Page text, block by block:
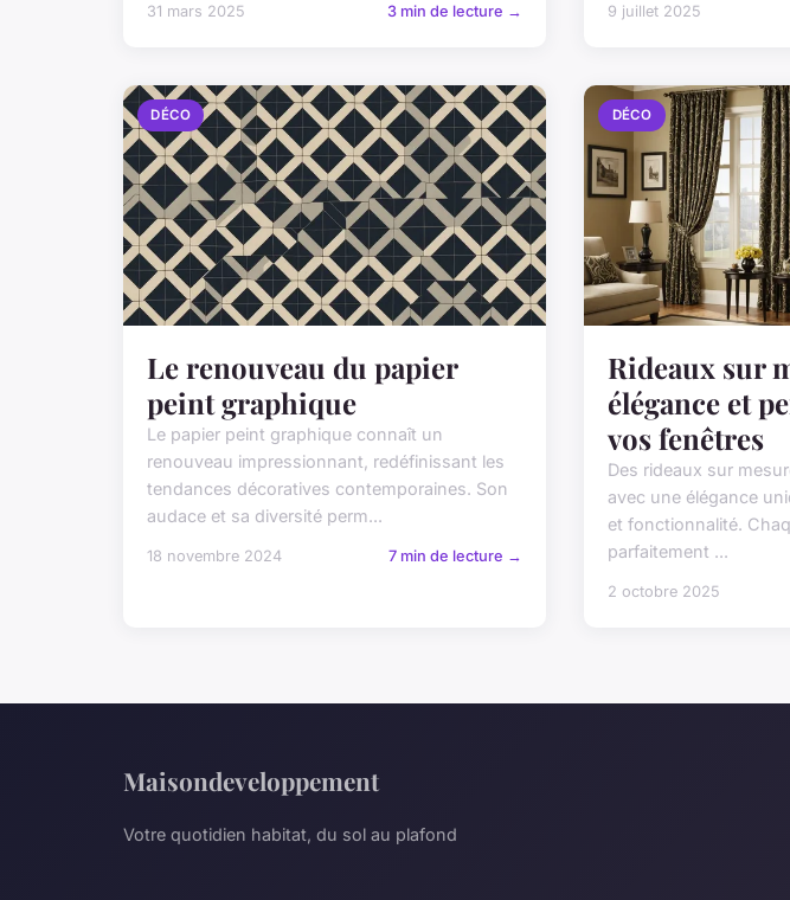
31 mars 2025 3 min de lecture → 9 juillet 2025
DÉCO
Le renouveau du papier
peint graphique
Le papier peint graphique connaît un
renouveau impressionnant, redéfinissant les
tendances décoratives contemporaines. Son
audace et sa diversité perm...
18 novembre 2024 7 min de lecture →
DÉCO
Rideaux sur
élégance et
vos fenêtres
Des rideaux sur
avec une élégance
et fonctionnalité.
parfaitement ...
2 octobre 2025
Maisondeveloppement
Votre quotidien habitat, du sol au plafond